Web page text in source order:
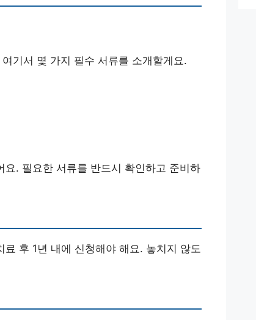
기서 몇 가지 필수 서류를 소개할게요.
. 필요한 서류를 반드시 확인하고 준비하
후 1년 내에 신청해야 해요. 놓치지 않도